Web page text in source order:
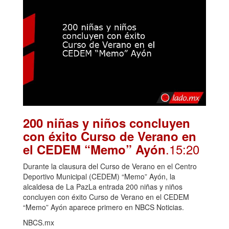
200 niñas y niños concluyen
con éxito Curso de Verano en
el CEDEM “Memo” Ayón.15:20
Durante la clausura del Curso de Verano en el Centro
Deportivo Municipal (CEDEM) “Memo” Ayón, la
alcaldesa de La PazLa entrada 200 niñas y niños
concluyen con éxito Curso de Verano en el CEDEM
“Memo” Ayón aparece primero en NBCS Noticias.
NBCS.mx